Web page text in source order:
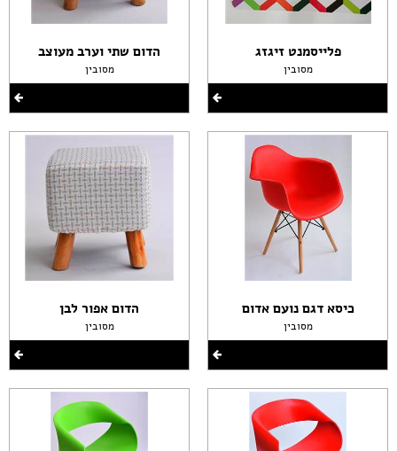
פלייסמנט זיגזג
מסובין
כיסא דגם נועם אדום
מסובין
הדום שתי וערב מעוצב
מסובין
הדום אפור לבן
מסובין